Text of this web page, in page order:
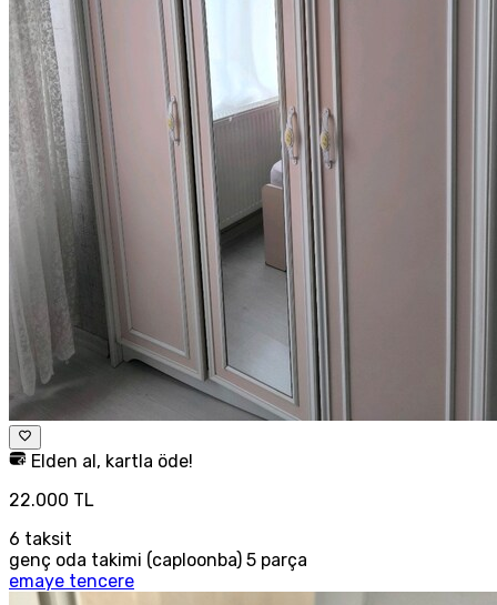
Elden al, kartla öde!
22.000 TL
6 taksit
genç oda takimi (caploonba) 5 parça
emaye tencere